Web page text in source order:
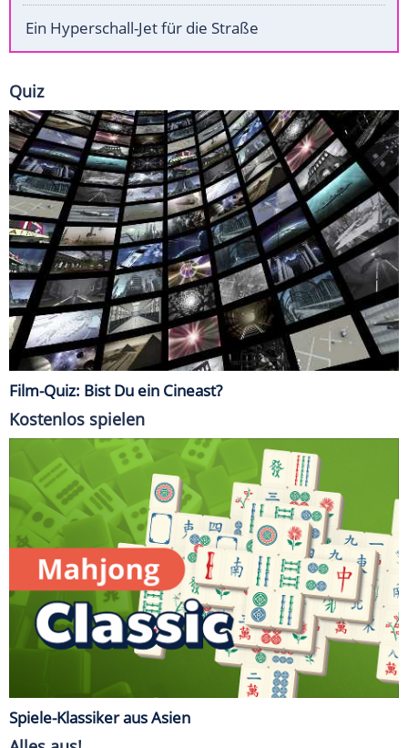
Ein Hyperschall-Jet für die Straße
Quiz
Film-Quiz: Bist Du ein Cineast?
Kostenlos spielen
Spiele-Klassiker aus Asien